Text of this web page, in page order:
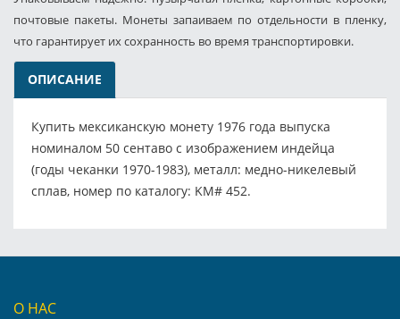
почтовые пакеты. Монеты запаиваем по отдельности в пленку,
что гарантирует их сохранность во время транспортировки.
ОПИСАНИЕ
Купить мексиканскую монету 1976 года выпуска
номиналом 50 сентаво с изображением индейца
(годы чеканки 1970-1983), металл: медно-никелевый
сплав, номер по каталогу: KM# 452.
О НАС